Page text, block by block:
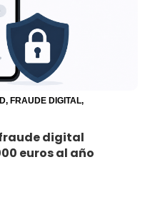
, FRAUDE DIGITAL,
digital
euros al año